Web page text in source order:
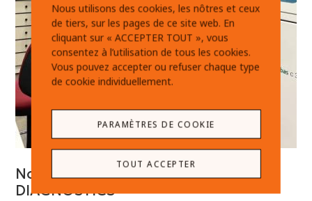
Nouveau partenariat avec ROCHE
DIAGNOSTICS
Nous utilisons des cookies, les nôtres et ceux
de tiers, sur les pages de ce site web. En
cliquant sur « ACCEPTER TOUT », vous
consentez à l’utilisation de tous les cookies.
Vous pouvez accepter ou refuser chaque type
de cookie individuellement.
PARAMÈTRES DE COOKIE
TOUT ACCEPTER